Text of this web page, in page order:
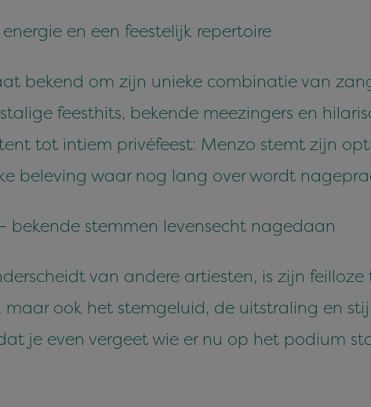
en een feestelijk repertoire
bekend om zijn unieke combinatie van
feesthits, bekende meezingers en
tot intiem privéfeest: Menzo stemt zijn
beleving waar nog lang over wordt
bekende stemmen levensecht nagedaan
van andere artiesten, is zijn
maar ook het stemgeluid, de uitstraling en
je even vergeet wie er nu op het podium